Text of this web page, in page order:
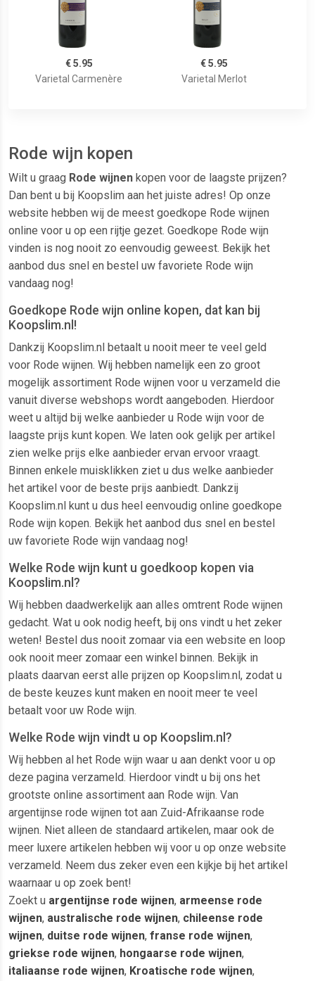
€ 5.95
Varietal Carmenère
€ 5.95
Varietal Merlot
Rode wijn kopen
Wilt u graag Rode wijnen kopen voor de laagste prijzen?
Dan bent u bij Koopslim aan het juiste adres! Op onze
website hebben wij de meest goedkope Rode wijnen
online voor u op een rijtje gezet. Goedkope Rode wijn
vinden is nog nooit zo eenvoudig geweest. Bekijk het
aanbod dus snel en bestel uw favoriete Rode wijn
vandaag nog!
Goedkope Rode wijn online kopen, dat kan bij
Koopslim.nl!
Dankzij Koopslim.nl betaalt u nooit meer te veel geld
voor Rode wijnen. Wij hebben namelijk een zo groot
mogelijk assortiment Rode wijnen voor u verzameld die
vanuit diverse webshops wordt aangeboden. Hierdoor
weet u altijd bij welke aanbieder u Rode wijn voor de
laagste prijs kunt kopen. We laten ook gelijk per artikel
zien welke prijs elke aanbieder ervan ervoor vraagt.
Binnen enkele muisklikken ziet u dus welke aanbieder
het artikel voor de beste prijs aanbiedt. Dankzij
Koopslim.nl kunt u dus heel eenvoudig online goedkope
Rode wijn kopen. Bekijk het aanbod dus snel en bestel
uw favoriete Rode wijn vandaag nog!
Welke Rode wijn kunt u goedkoop kopen via
Koopslim.nl?
Wij hebben daadwerkelijk aan alles omtrent Rode wijnen
gedacht. Wat u ook nodig heeft, bij ons vindt u het zeker
weten! Bestel dus nooit zomaar via een website en loop
ook nooit meer zomaar een winkel binnen. Bekijk in
plaats daarvan eerst alle prijzen op Koopslim.nl, zodat u
de beste keuzes kunt maken en nooit meer te veel
betaalt voor uw Rode wijn.
Welke Rode wijn vindt u op Koopslim.nl?
Wij hebben al het Rode wijn waar u aan denkt voor u op
deze pagina verzameld. Hierdoor vindt u bij ons het
grootste online assortiment aan Rode wijn. Van
argentijnse rode wijnen tot aan Zuid-Afrikaanse rode
wijnen. Niet alleen de standaard artikelen, maar ook de
meer luxere artikelen hebben wij voor u op onze website
verzameld. Neem dus zeker even een kijkje bij het artikel
waarnaar u op zoek bent!
Zoekt u argentijnse rode wijnen, armeense rode
wijnen, australische rode wijnen, chileense rode
wijnen, duitse rode wijnen, franse rode wijnen,
griekse rode wijnen, hongaarse rode wijnen,
italiaanse rode wijnen, Kroatische rode wijnen,